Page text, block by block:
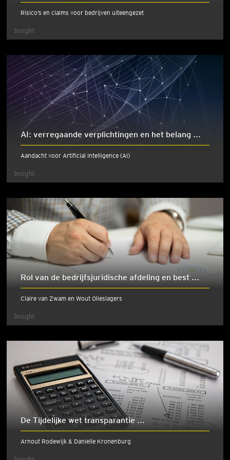
Risico’s en claims voor bedrijven uiteengezet
Insight
AI: verregaande verplichtingen en het belang ...
Aandacht voor Artificial Intelligence (AI)
Insight
Rol van de bedrijfsjuridische afdeling en best ...
Claire van Zwam en Wout Olieslagers
Insight
De Tijdelijke wet transparantie ...
Arnout Rodewijk & Danielle Kronenburg